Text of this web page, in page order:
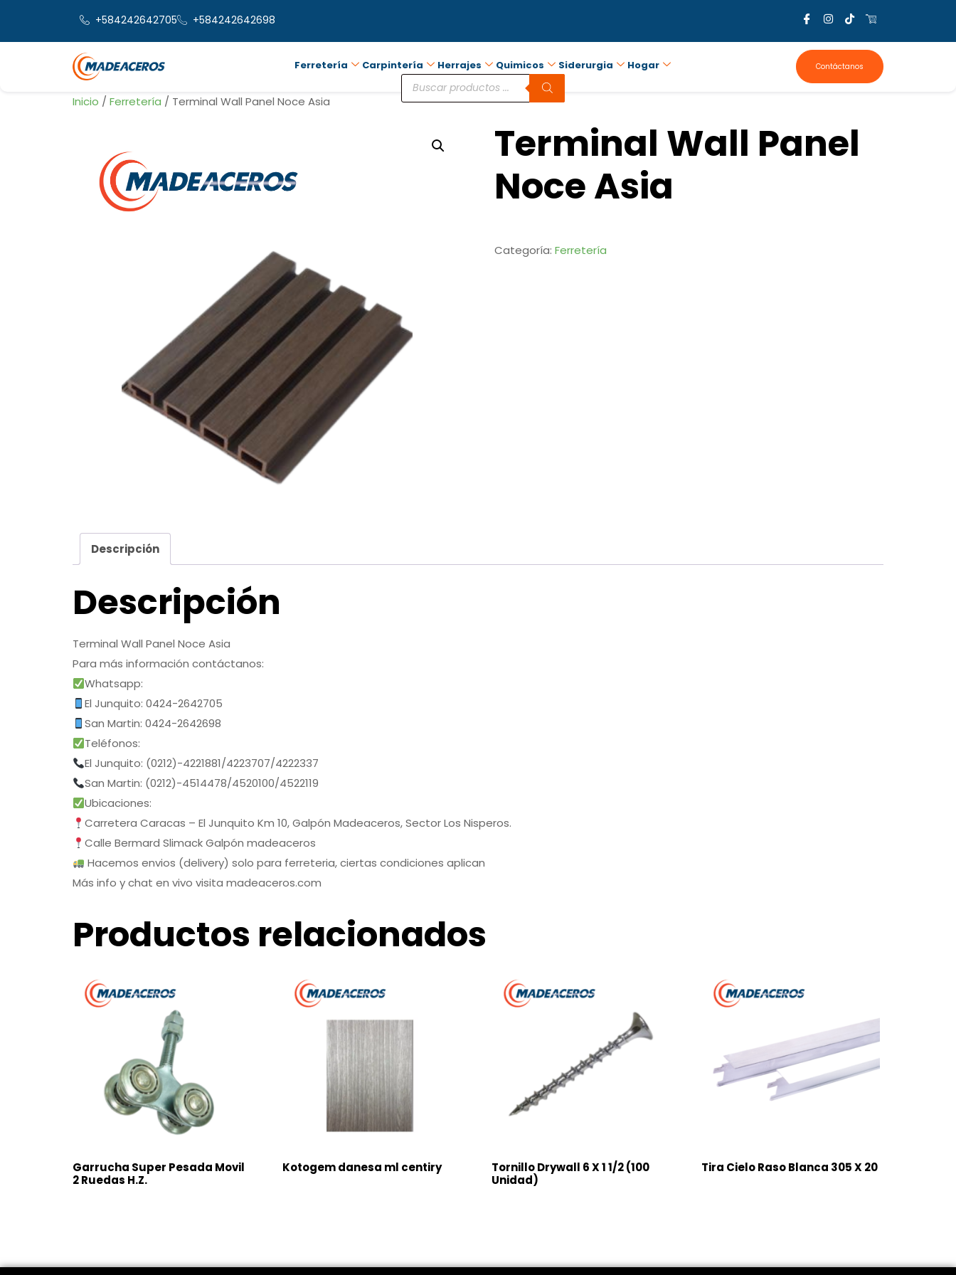
+584242642705 +584242642698
Ferretería Carpintería Herrajes Quimicos Siderurgia Hogar Contáctanos
Inicio / Ferretería / Terminal Wall Panel Noce Asia
Terminal Wall Panel
Noce Asia
Categoría: Ferretería
Descripción
Descripción
Terminal Wall Panel Noce Asia
Para más información contáctanos:
Whatsapp:
El Junquito: 0424-2642705
San Martin: 0424-2642698
Teléfonos:
El Junquito: (0212)-4221881/4223707/4222337
San Martin: (0212)-4514478/4520100/4522119
Ubicaciones:
Carretera Caracas – El Junquito Km 10, Galpón Madeaceros, Sector Los Nisperos.
Calle Bermard Slimack Galpón madeaceros
Hacemos envios (delivery) solo para ferreteria, ciertas condiciones aplican
Más info y chat en vivo visita madeaceros.com
Productos relacionados
Garrucha Super Pesada Movil
2 Ruedas H.Z.
Kotogem danesa ml centiry
Tornillo Drywall 6 X 1 1/2 (100
Unidad)
Tira Cielo Raso Blanca 305 X 20